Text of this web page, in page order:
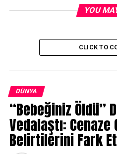
Luzern Okulu’nun Hindistan
YOU
CLICK TO
DÜNYA
“Bebeğiniz Öldü”
Vedalaştı:
Belirtilerini Fark